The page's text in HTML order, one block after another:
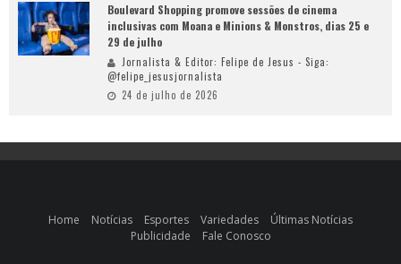
Boulevard Shopping promove sessões de cinema
inclusivas com Moana e Minions & Monstros, dias 25 e
29 de julho
Jornalista & Editor: Felipe de Jesus - Siga:
@felipe_jesusjornalista
24 de julho de 2026
Home Notícias Esportes Variedades
Últimas Notícias
Publicidade
Fale Conosco